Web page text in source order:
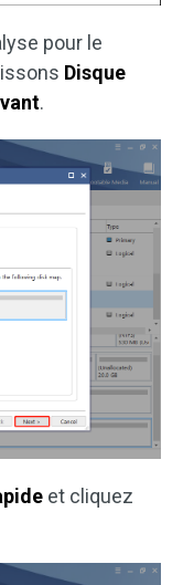
pour le
Disque
.
et cliquez